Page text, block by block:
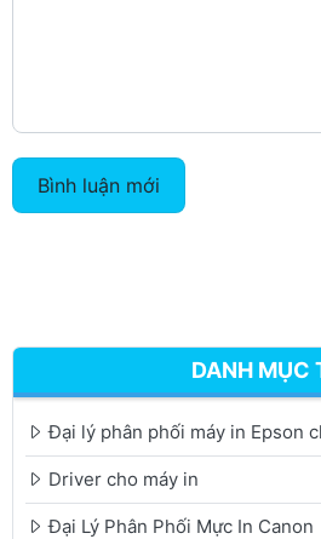
Bình luận mới
DANH MỤC
Đại lý phân phối máy in Epson
Driver cho máy in
Đại Lý Phân Phối Mực In Canon